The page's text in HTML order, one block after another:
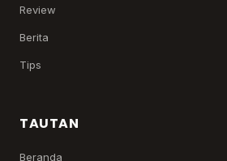
Review
Berita
Tips
TAUTAN
Beranda